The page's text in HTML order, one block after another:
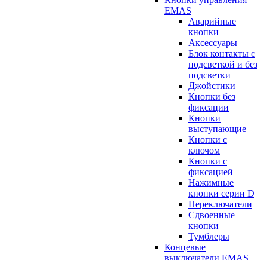
EMAS
Аварийные
кнопки
Аксессуары
Блок контакты с
подсветкой и без
подсветки
Джойстики
Кнопки без
фиксации
Кнопки
выступающие
Кнопки с
ключом
Кнопки с
фиксацией
Нажимные
кнопки серии D
Переключатели
Сдвоенные
кнопки
Тумблеры
Концевые
выключатели EMAS